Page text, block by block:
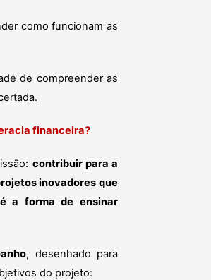
como funcionam as
de compreender as
financeira?
contribuir para a
inovadores que
a forma de ensinar
, desenhado para
do projeto: